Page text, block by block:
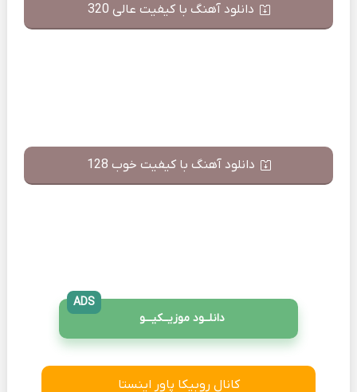
دانلود آهنگ با کیفیت عالی 320
دانلود آهنگ با کیفیت خوب 128
دانلــود موزیــکیـــو
ADS
کانال روبیکا پاور اینستا